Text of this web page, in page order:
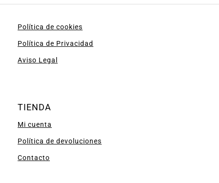
Política de cookies
Política de Privacidad
Aviso Legal
TIENDA
Mi cuenta
Política de devoluciones
Contacto